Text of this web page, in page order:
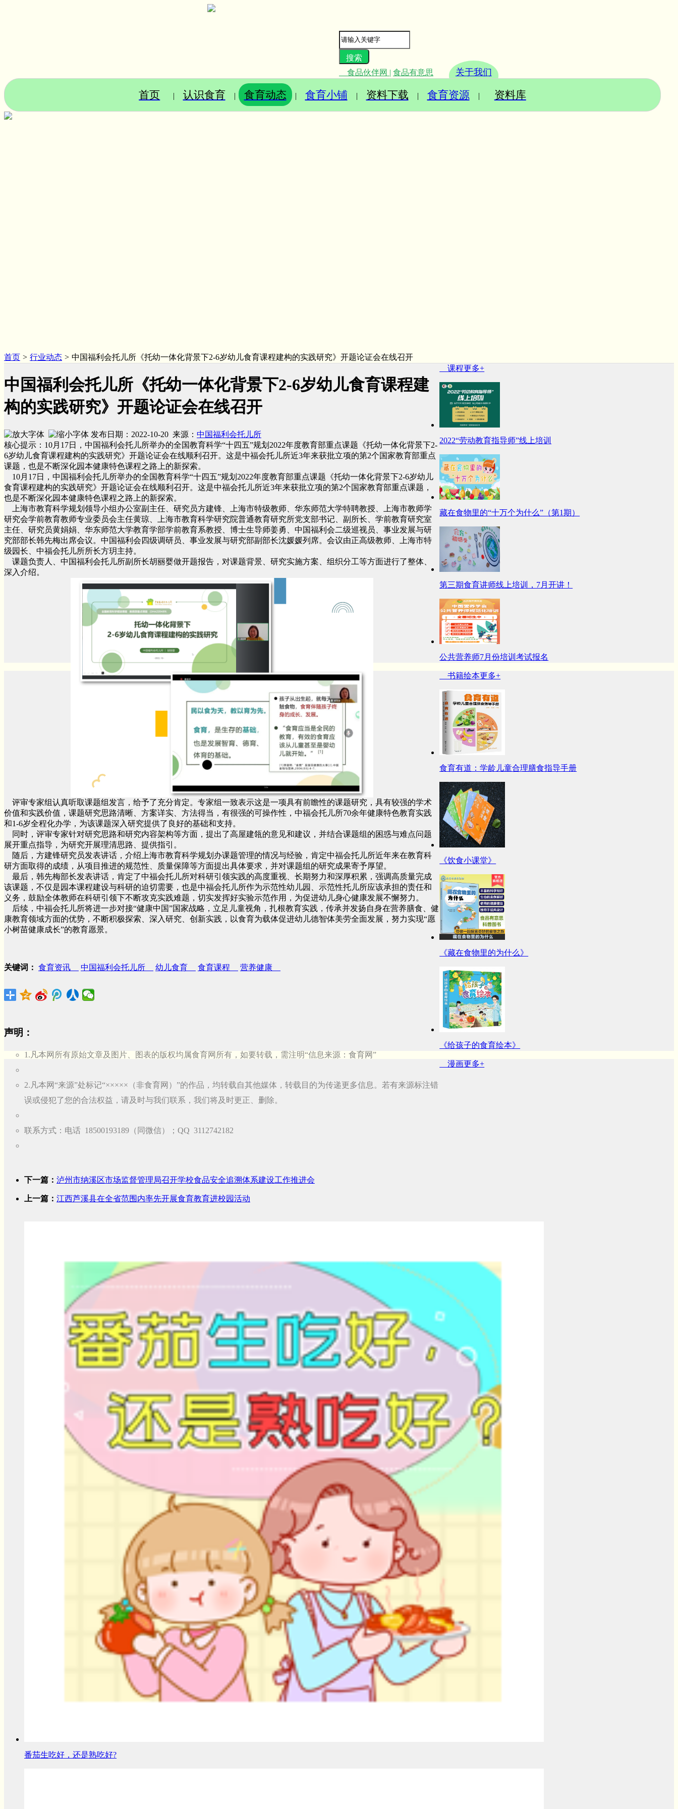
食品伙伴网 | 食品有意思 关于我们
首页 | 认识食育 | 食育动态 | 食育小铺 | 资料下载 | 食育资源 | 资料库
首页 > 行业动态 > 中国福利会托儿所《托幼一体化背景下2-6岁幼儿食育课程建构的实践研究》开题论证会在线召开
中国福利会托儿所《托幼一体化背景下2-6岁幼儿食育课程建
构的实践研究》开题论证会在线召开
发布日期：2022-10-20 来源： 中国福利会托儿所
核心提示：10月17日，中国福利会托儿所举办的全国教育科学“十四五”规划2022年度教育部重点课题《托幼一体化背景下2-
6岁幼儿食育课程建构的实践研究》开题论证会在线顺利召开。这是中福会托儿所近3年来获批立项的第2个国家教育部重点
课题，也是不断深化园本健康特色课程之路上的新探索。
10月17日，中国福利会托儿所举办的全国教育科学“十四五”规划2022年度教育部重点课题《托幼一体化背景下2-6岁幼儿
食育课程建构的实践研究》开题论证会在线顺利召开。这是中福会托儿所近3年来获批立项的第2个国家教育部重点课题，
也是不断深化园本健康特色课程之路上的新探索。
上海市教育科学规划领导小组办公室副主任、研究员方建锋、上海市特级教师、华东师范大学特聘教授、上海市教师学
研究会学前教育教师专业委员会主任黄琼、上海市教育科学研究院普通教育研究所党支部书记、副所长、学前教育研究室
主任、研究员黄娟娟、华东师范大学教育学部学前教育系教授、博士生导师姜勇、中国福利会二级巡视员、事业发展与研
究部部长韩先梅出席会议。中国福利会四级调研员、事业发展与研究部副部长沈媛媛列席。会议由正高级教师、上海市特
级园长、中福会托儿所所长方玥主持。
课题负责人、中国福利会托儿所副所长胡丽婴做开题报告，对课题背景、研究实施方案、组织分工等方面进行了整体、
深入介绍。
评审专家组认真听取课题组发言，给予了充分肯定。专家组一致表示这是一项具有前瞻性的课题研究，具有较强的学术
价值和实践价值，课题研究思路清晰、方案详实、方法得当，有很强的可操作性，中福会托儿所70余年健康特色教育实践
和1-6岁全程化办学，为该课题深入研究提供了良好的基础和支持。
同时，评审专家针对研究思路和研究内容架构等方面，提出了高屋建瓴的意见和建议，并结合课题组的困惑与难点问题
展开重点指导，为研究开展理清思路、提供指引。
随后，方建锋研究员发表讲话，介绍上海市教育科学规划办课题管理的情况与经验，肯定中福会托儿所近年来在教育科
研方面取得的成绩，从项目推进的规范性、质量保障等方面提出具体要求，并对课题组的研究成果寄予厚望。
最后，韩先梅部长发表讲话，肯定了中福会托儿所对科研引领实践的高度重视、长期努力和深厚积累，强调高质量完成
该课题，不仅是园本课程建设与科研的迫切需要，也是中福会托儿所作为示范性幼儿园、示范性托儿所应该承担的责任和
义务，鼓励全体教师在科研引领下不断攻克实践难题，切实发挥好实验示范作用，为促进幼儿身心健康发展不懈努力。
后续，中福会托儿所将进一步对接“健康中国”国家战略，立足儿童视角，扎根教育实践，传承并发扬自身在营养膳食、健
康教育领域方面的优势，不断积极探索、深入研究、创新实践，以食育为载体促进幼儿德智体美劳全面发展，努力实现“愿
小树苗健康成长”的教育愿景。
关键词： 食育资讯 中国福利会托儿所 幼儿食育 食育课程 营养健康
声明：
1.凡本网所有原始文章及图片、图表的版权均属食育网所有，如要转载，需注明“信息来源：食育网”
2.凡本网“来源”处标记“×××××（非食育网）”的作品，均转载自其他媒体，转载目的为传递更多信息。若有来源标注错
误或侵犯了您的合法权益，请及时与我们联系，我们将及时更正、删除。
联系方式：电话 18500193189（同微信）；QQ 3112742182
下一篇： 泸州市纳溪区市场监督管理局召开学校食品安全追溯体系建设工作推进会
上一篇： 江西芦溪县在全省范围内率先开展食育教育进校园活动
课程更多+
2022“劳动教育指导师”线上培训
藏在食物里的“十万个为什么”（第1期）
第三期食育讲师线上培训，7月开讲！
公共营养师7月份培训考试报名
书籍绘本更多+
食育有道：学龄儿童合理膳食指导手册
《饮食小课堂》
《藏在食物里的为什么》
《给孩子的食育绘本》
漫画更多+
番茄生吃好，还是熟吃好?